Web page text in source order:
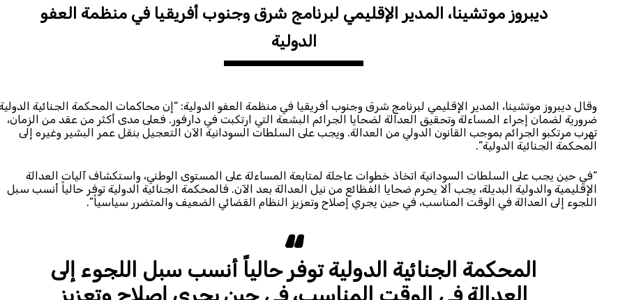
ديبروز موتشينا، المدير الإقليمي لبرنامج شرق وجنوب أفريقيا في منظمة العفو
الدولية
وقال ديبروز موتشينا، المدير الإقليمي لبرنامج شرق وجنوب أفريقيا في منظمة العفو الدولية: “إن محاكمات المحكمة الجنائية
ضرورية لضمان إجراء المساءلة وتحقيق العدالة لضحايا الجرائم البشعة التي ارتكبت في دارفور. فعلى مدى أكثر من عقد من الزمان،
تهرب مرتكبو الجرائم بموجب القانون الدولي من العدالة. ويجب على السلطات السودانية الآن التعجيل بنقل عمر البشير وغيره إلى
المحكمة الجنائية الدولية”.
“في حين يجب على السلطات السودانية اتخاذ خطوات عاجلة لمتابعة المساءلة على المستوى الوطني، واستكشاف آليات العدالة
الإقليمية والدولية البديلة، يجب ألا يحرم ضحايا الفظائع من نيل العدالة بعد الآن. فالمحكمة الجنائية الدولية توفر حالياً أنسب سبل
اللجوء إلى العدالة في الوقت المناسب، في حين يجري إصلاح وتعزيز النظام القضائي الضعيف والمتضرر سياسياً”.
المحكمة الجنائية الدولية توفر حالياً أنسب سبل اللجوء إلى